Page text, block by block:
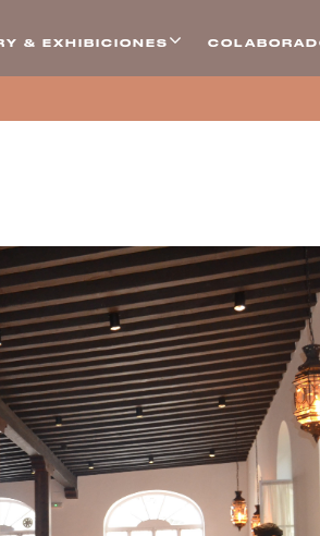
& EXHIBICIONES